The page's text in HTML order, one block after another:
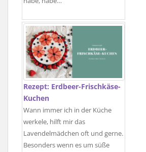
Rezept: Erdbeer-Frischkäse-
Kuchen
Wann immer ich in der Küche
werkele, hilft mir das
Lavendelmädchen oft und gerne.
Besonders wenn es um süße